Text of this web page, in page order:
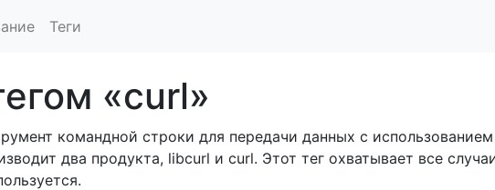
Теги
«curl»
командной строки для передачи данных с
два продукта, libcurl и curl. Этот тег охватывает все